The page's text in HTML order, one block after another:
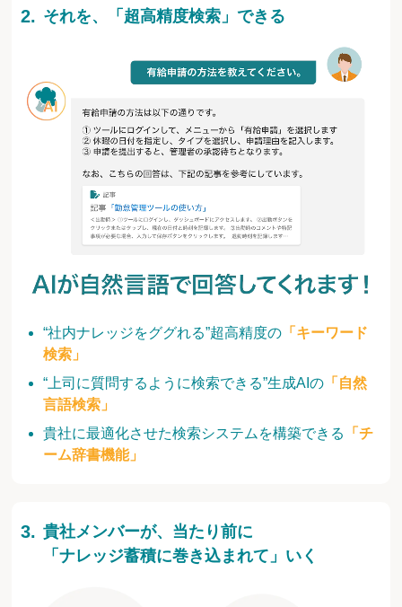
“社内ナレッジをググれる”超高精度の 「キーワード
検索」
“上司に質問するように検索できる”生成AIの 「自然
言語検索」
貴社に最適化させた検索システムを構築できる
「チ
ーム辞書機能」
それを、「超高精度検索」できる
貴社メンバーが、当たり前に
「ナレッジ蓄積に巻き込まれて」いく